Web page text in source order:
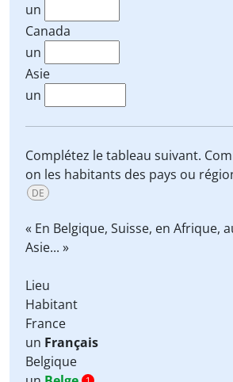
un
Canada
un
Asie
un
Complétez le tableau suivant.
on les habitants des pays ou
DE
« En Belgique, Suisse, en Afrique,
Asie... »
Lieu
Habitant
France
un Français
Belgique